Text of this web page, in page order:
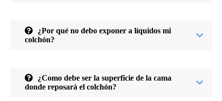
¿Por qué no debo exponer a líquidos mi
colchón?
¿Como debe ser la superficie de la cama
donde reposará el colchón?